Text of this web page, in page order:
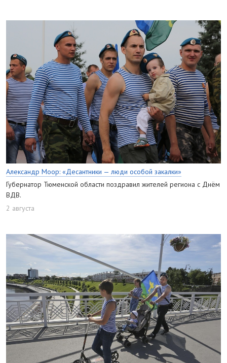
Александр Моор: «Десантники — люди особой закалки»
Губернатор Тюменской области поздравил жителей региона с Днём
ВДВ.
2 августа